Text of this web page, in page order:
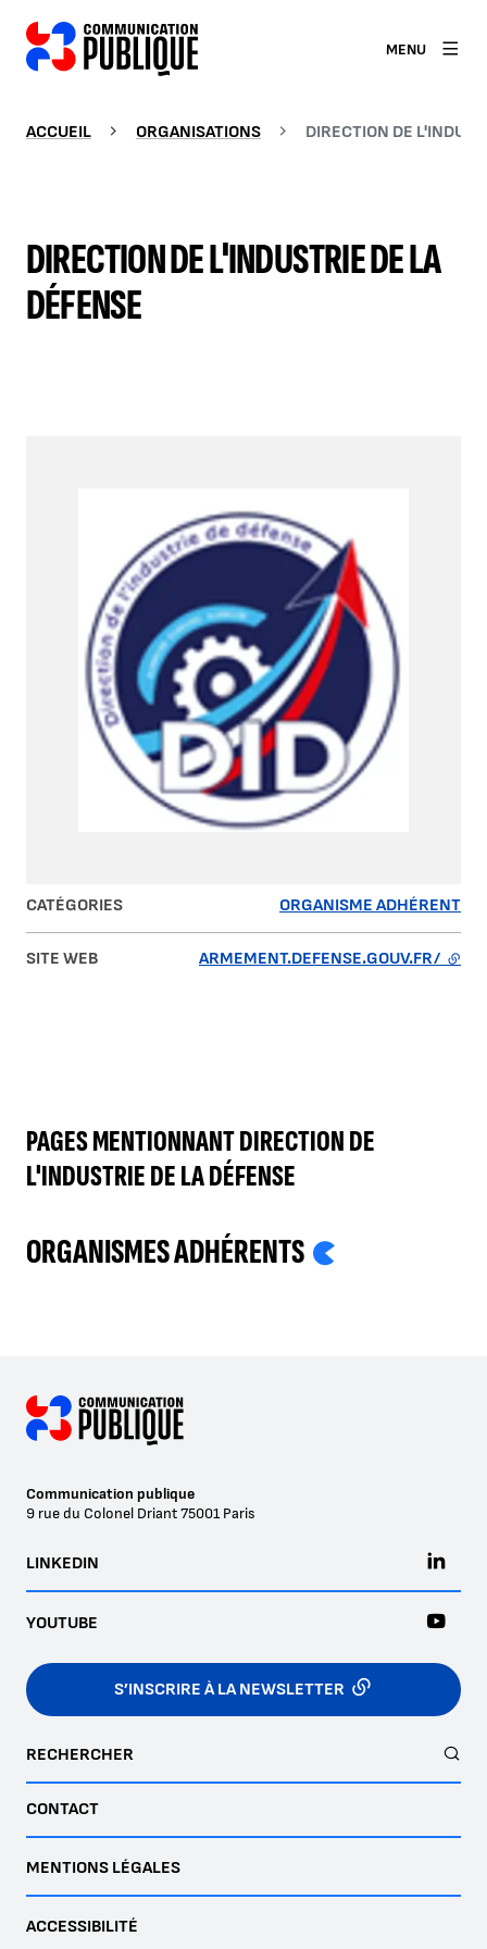
MENU
ACCUEIL ORGANISATIONS DIRECTION DE
DIRECTION DE L'INDUSTRIE DE LA
DÉFENSE
CATÉGORIES ORGANISME ADHÉRENT
SITE WEB ARMEMENT.DEFENSE.GOUV.FR/ -
PAGES MENTIONNANT DIRECTION DE
L'INDUSTRIE DE LA DÉFENSE
ORGANISMES ADHÉRENTS
Communication publique
9 rue du Colonel Driant75001 Paris
S’INSCRIRE À LA NEWSLETTER
LINKEDIN
YOUTUBE
RECHERCHER
CONTACT
MENTIONS LÉGALES
ACCESSIBILITÉ